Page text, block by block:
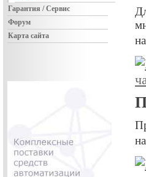
Гарантия / Сервис
Форум
Карта сайта